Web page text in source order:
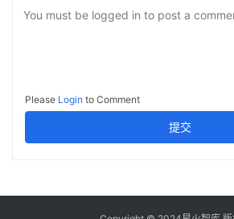
You must be logged in to post a
Please Login to Comment
提交